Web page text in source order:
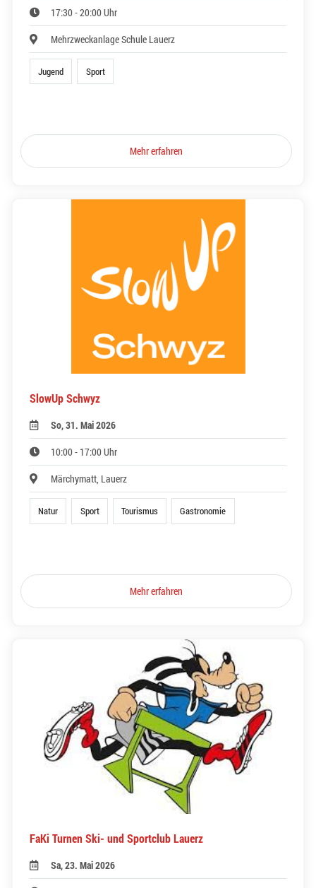
17:30 - 20:00 Uhr
Mehrzweckanlage Schule Lauerz
Jugend Sport
Mehr erfahren
SlowUp Schwyz
So, 31. Mai 2026
10:00 - 17:00 Uhr
Märchymatt, Lauerz
Natur Sport Tourismus Gastronomie
Mehr erfahren
FaKi Turnen Ski- und Sportclub Lauerz
Sa, 23. Mai 2026